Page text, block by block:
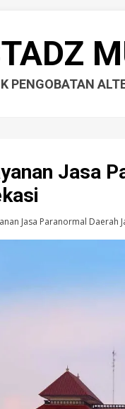
PENGOBATAN
Jasa
Jasa Paranormal Daerah